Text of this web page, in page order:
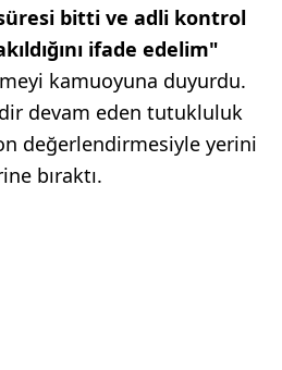
bitti ve adli kontrol
ifade edelim"
kamuoyuna duyurdu.
devam eden tutukluluk
değerlendirmesiyle yerini
bıraktı.